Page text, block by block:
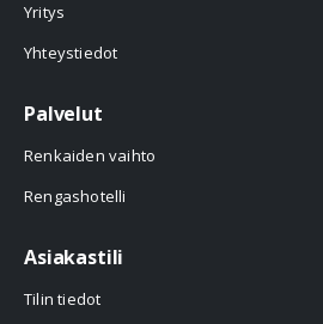
Yritys
Yhteystiedot
Palvelut
Renkaiden vaihto
Rengashotelli
Asiakastili
Tilin tiedot